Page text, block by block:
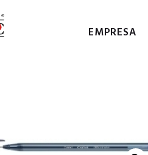
EMPRESA